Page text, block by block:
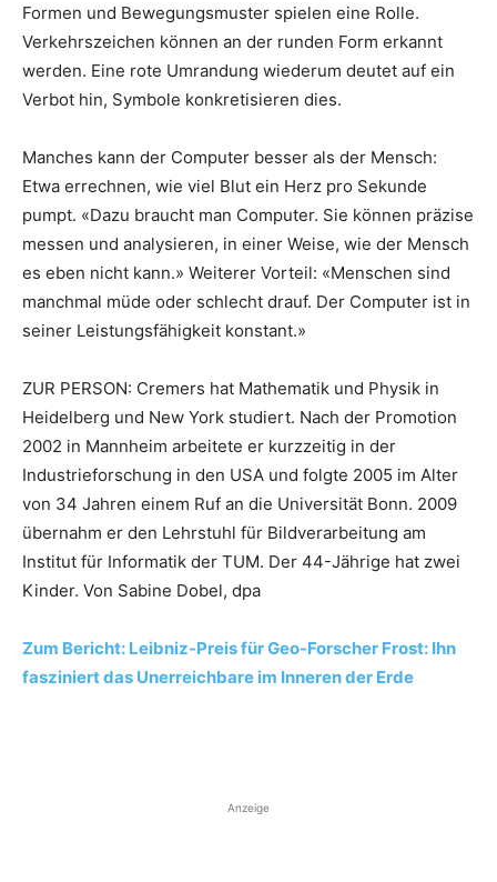
Formen und Bewegungsmuster spielen eine Rolle.
Verkehrszeichen können an der runden Form erkannt
werden. Eine rote Umrandung wiederum deutet auf ein
Verbot hin, Symbole konkretisieren dies.
Manches kann der Computer besser als der Mensch:
Etwa errechnen, wie viel Blut ein Herz pro Sekunde
pumpt. «Dazu braucht man Computer. Sie können präzise
messen und analysieren, in einer Weise, wie der Mensch
es eben nicht kann.» Weiterer Vorteil: «Menschen sind
manchmal müde oder schlecht drauf. Der Computer ist in
seiner Leistungsfähigkeit konstant.»
ZUR PERSON: Cremers hat Mathematik und Physik in
Heidelberg und New York studiert. Nach der Promotion
2002 in Mannheim arbeitete er kurzzeitig in der
Industrieforschung in den USA und folgte 2005 im Alter
von 34 Jahren einem Ruf an die Universität Bonn. 2009
übernahm er den Lehrstuhl für Bildverarbeitung am
Institut für Informatik der TUM. Der 44-Jährige hat zwei
Kinder. Von Sabine Dobel, dpa
Zum Bericht: Leibniz-Preis für Geo-Forscher Frost: Ihn
fasziniert das Unerreichbare im Inneren der Erde
Anzeige